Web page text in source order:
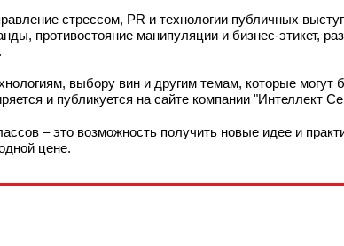
стрессом, PR и технологии публичных
противостояние манипуляции и бизнес-этикет,
выбору вин и другим темам, которые
и публикуется на сайте компании "Интеллект
– это возможность получить новые идее и
цене.